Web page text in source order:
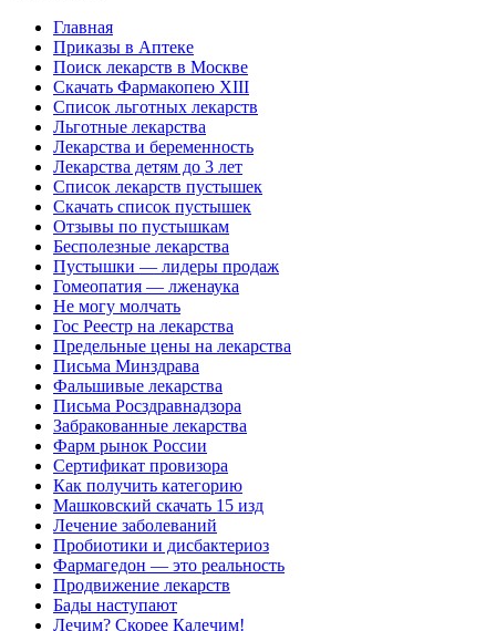
Главная
Приказы в Аптеке
Поиск лекарств в Москве
Скачать Фармакопею XIII
Список льготных лекарств
Льготные лекарства
Лекарства и беременность
Лекарства детям до 3 лет
Список лекарств пустышек
Скачать список пустышек
Отзывы по пустышкам
Бесполезные лекарства
Пустышки — лидеры продаж
Гомеопатия — лженаука
Не могу молчать
Гос Реестр на лекарства
Предельные цены на лекарства
Письма Минздрава
Фальшивые лекарства
Письма Росздравнадзора
Забракованные лекарства
Фарм рынок России
Сертификат провизора
Как получить категорию
Машковский скачать 15 изд
Лечение заболеваний
Пробиотики и дисбактериоз
Фармагедон — это реальность
Продвижение лекарств
Бады наступают
Лечим? Скорее Калечим!